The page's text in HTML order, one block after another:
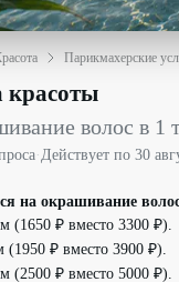
Парикмахерские
в 1 тон + уход со
красоты
волос в 1
а·Действует по 30
на окрашивание
(1650 ₽ вместо 3300 ₽).
(1950 ₽ вместо 3900 ₽).
(2500 ₽ вместо 5000 ₽).